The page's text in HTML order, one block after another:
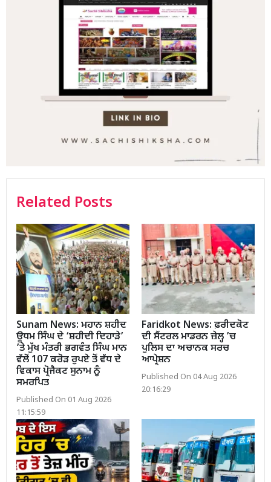
Related Posts
Sunam News: ਮਹਾਨ ਸ਼ਹੀਦ
ਊਧਮ ਸਿੰਘ ਦੇ ‘ਸ਼ਹੀਦੀ ਦਿਹਾੜੇ’
’ਤੇ ਮੁੱਖ ਮੰਤਰੀ ਭਗਵੰਤ ਸਿੰਘ ਮਾਨ
ਵੱਲੋਂ 107 ਕਰੋੜ ਰੁਪਏ ਤੋਂ ਵੱਧ ਦੇ
ਵਿਕਾਸ ਪ੍ਰੋਜੈਕਟ ਸੁਨਾਮ ਨੂੰ
ਸਮਰਪਿਤ
Published On 01 Aug 2026
11:15:59
Faridkot News: ਫ਼ਰੀਦਕੋਟ
ਦੀ ਸੈਂਟਰਲ ਮਾਡਰਨ ਜ਼ੇਲ੍ਹ ’ਚ
ਪੁਲਿਸ ਦਾ ਅਚਾਨਕ ਸਰਚ
ਆਪ੍ਰੇਸ਼ਨ
Published On 04 Aug 2026
20:16:29